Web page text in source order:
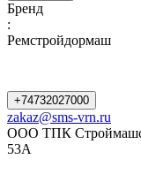
Бренд
:
Ремстройдормаш
+74732027000
zakaz@sms-vrn.ru
ООО ТПК
53А